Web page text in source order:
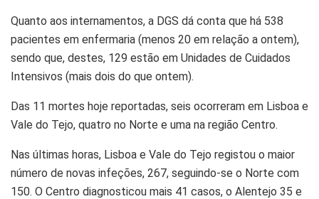
Quanto aos internamentos, a DGS dá conta que há 538
pacientes em enfermaria (menos 20 em relação a ontem),
sendo que, destes, 129 estão em Unidades de Cuidados
Intensivos (mais dois do que ontem).
Das 11 mortes hoje reportadas, seis ocorreram em Lisboa e
Vale do Tejo, quatro no Norte e uma na região Centro.
Nas últimas horas, Lisboa e Vale do Tejo registou o maior
número de novas infeções, 267, seguindo-se o Norte com
150. O Centro diagnosticou mais 41 casos, o Alentejo 35 e